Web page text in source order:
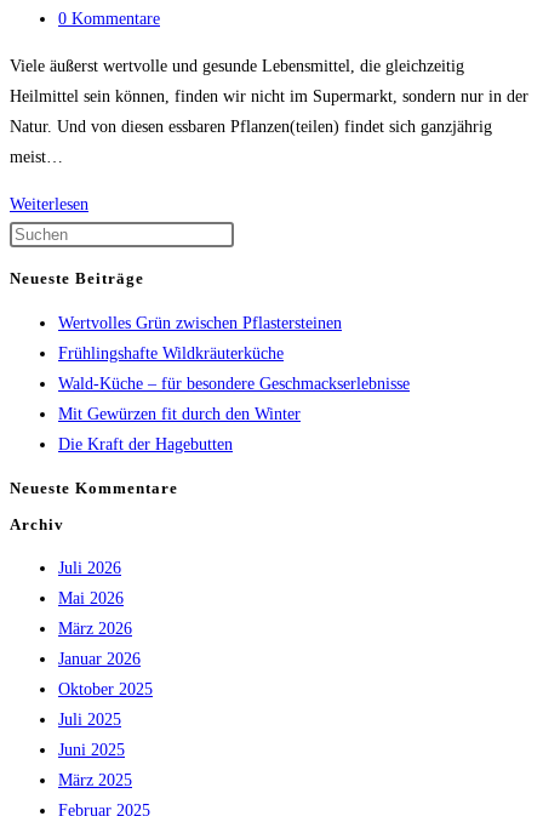
Kategorie:
Beitrags-
0 Kommentare
Viele äußerst wertvolle und gesunde Lebensmittel, die gleichzeitig
Heilmittel sein können, finden wir nicht im Supermarkt, sondern nur in der
Natur. Und von diesen essbaren Pflanzen(teilen) findet sich ganzjährig
meist…
Weiterlesen
Nahrung
und
Heilmittel
close
the
search
panel.
Neueste Beiträge
Wertvolles Grün zwischen Pflastersteinen
Frühlingshafte Wildkräuterküche
Wald-Küche – für besondere Geschmackserlebnisse
Mit Gewürzen fit durch den Winter
Die Kraft der Hagebutten
Neueste Kommentare
Archiv
Juli 2026
Mai 2026
März 2026
Januar 2026
Oktober 2025
Juli 2025
Juni 2025
März 2025
Februar 2025